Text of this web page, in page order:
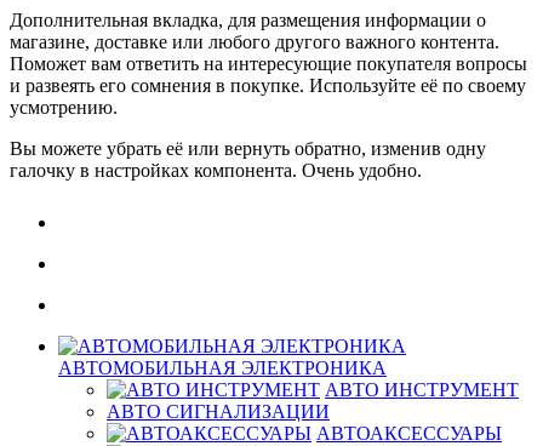
Дополнительная вкладка, для размещения информации о
магазине, доставке или любого другого важного контента.
Поможет вам ответить на интересующие покупателя вопросы
и развеять его сомнения в покупке. Используйте её по своему
усмотрению.
Вы можете убрать её или вернуть обратно, изменив одну
галочку в настройках компонента. Очень удобно.
АВТОМОБИЛЬНАЯ ЭЛЕКТРОНИКА
АВТО ИНСТРУМЕНТ
АВТО СИГНАЛИЗАЦИИ
АВТОАКСЕССУАРЫ